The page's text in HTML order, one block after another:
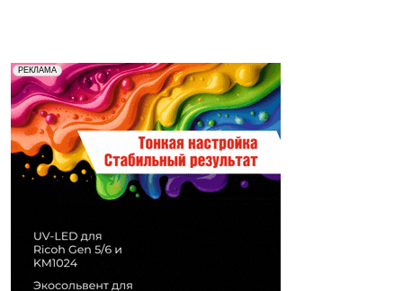
РЕКЛАМА
Реклама. Рекламодатель ООО "Передовые Системы
Печати" erid: 2SDnjd2d4Qz